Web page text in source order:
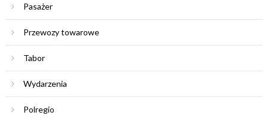
Pasażer
Przewozy towarowe
Tabor
Wydarzenia
Polregio